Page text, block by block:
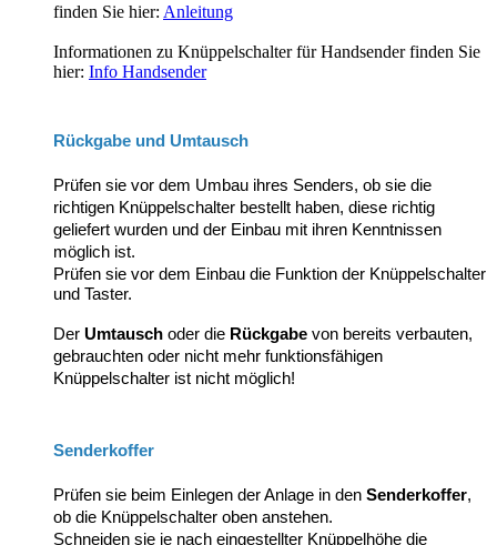
finden Sie hier: Anleitung
Informationen zu Knüppelschalter für Handsender finden Sie
hier: Info Handsender
Rückgabe und Umtausch
Prüfen sie vor dem Umbau ihres Senders, ob sie die
richtigen Knüppelschalter bestellt haben, diese richtig
geliefert wurden und der Einbau mit ihren Kenntnissen
möglich ist.
Prüfen sie vor dem Einbau die Funktion der Knüppelschalter
und Taster.
Der Umtausch oder die Rückgabe von bereits verbauten,
gebrauchten oder nicht mehr funktionsfähigen
Knüppelschalter ist nicht möglich!
Senderkoffer
Prüfen sie beim Einlegen der Anlage in den Senderkoffer,
ob die Knüppelschalter oben anstehen.
Schneiden sie je nach eingestellter Knüppelhöhe die